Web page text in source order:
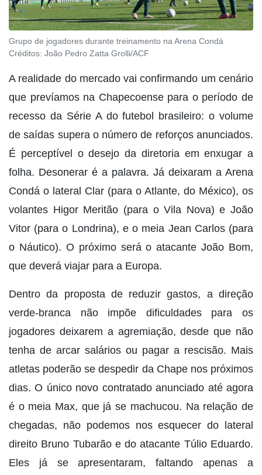
Grupo de jogadores durante treinamento na Arena Condá
Créditos: João Pedro Zatta Grolli/ACF
A realidade do mercado vai confirmando um cenário
que prevíamos na Chapecoense para o período de
recesso da Série A do futebol brasileiro: o volume
de saídas supera o número de reforços anunciados.
É perceptível o desejo da diretoria em enxugar a
folha. Desonerar é a palavra. Já deixaram a Arena
Condá o lateral Clar (para o Atlante, do México), os
volantes Higor Meritão (para o Vila Nova) e João
Vitor (para o Londrina), e o meia Jean Carlos (para
o Náutico). O próximo será o atacante João Bom,
que deverá viajar para a Europa.
Dentro da proposta de reduzir gastos, a direção
verde-branca não impõe dificuldades para os
jogadores deixarem a agremiação, desde que não
tenha de arcar salários ou pagar a rescisão. Mais
atletas poderão se despedir da Chape nos próximos
dias. O único novo contratado anunciado até agora
é o meia Max, que já se machucou. Na relação de
chegadas, não podemos nos esquecer do lateral
direito Bruno Tubarão e do atacante Túlio Eduardo.
Eles já se apresentaram, faltando apenas a